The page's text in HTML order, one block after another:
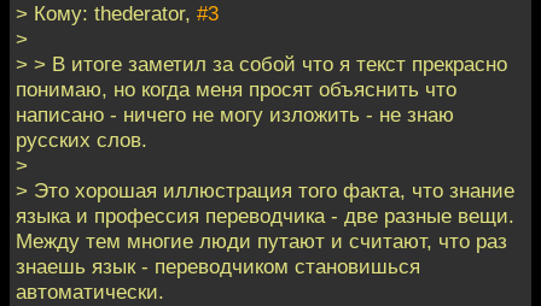
> Кому: thederator, #3
>
> > В итоге заметил за собой что я текст прекрасно
понимаю, но когда меня просят объяснить что
написано - ничего не могу изложить - не знаю
русских слов.
>
> Это хорошая иллюстрация того факта, что знание
языка и профессия переводчика - две разные вещи.
Между тем многие люди путают и считают, что раз
знаешь язык - переводчиком становишься
автоматически.